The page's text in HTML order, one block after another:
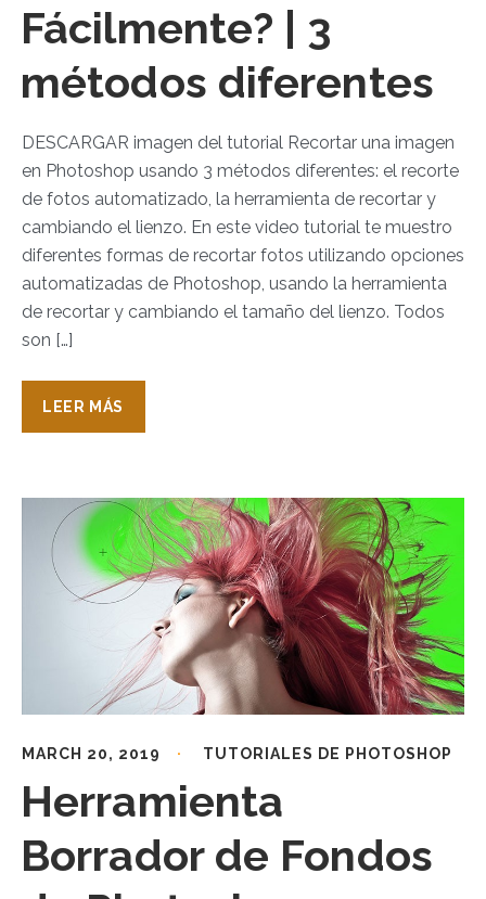
Fácilmente? | 3
métodos diferentes
DESCARGAR imagen del tutorial Recortar una imagen
en Photoshop usando 3 métodos diferentes: el recorte
de fotos automatizado, la herramienta de recortar y
cambiando el lienzo. En este video tutorial te muestro
diferentes formas de recortar fotos utilizando opciones
automatizadas de Photoshop, usando la herramienta
de recortar y cambiando el tamaño del lienzo. Todos
son […]
LEER MÁS
MARCH 20, 2019 TUTORIALES DE PHOTOSHOP
Herramienta
Borrador de Fondos